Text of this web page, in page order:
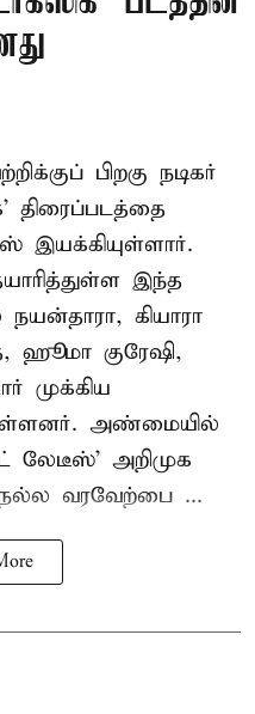
பிறகு நடிகர்
திரைப்படத்தை
இயக்கியுள்ளார்.
இந்த
கியாரா
ஹூமா குரேஷி,
முக்கிய
அண்மையில்
அறிமுக
நல்ல வரவேற்பை ...